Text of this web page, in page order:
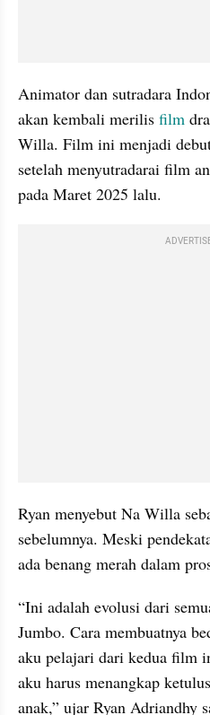
Animator dan sutradara
akan kembali merilis film
Willa. Film ini menjadi
setelah menyutradarai film
pada Maret 2025 lalu.
Ryan menyebut Na Willa
sebelumnya. Meski
ada benang merah dalam
“Ini adalah evolusi dari
Jumbo. Cara membuatnya
aku pelajari dari kedua film
aku harus menangkap
anak,” ujar Ryan Adriandhy